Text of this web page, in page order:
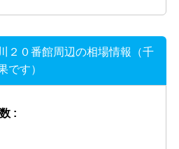
２０番館周辺の相場情報（千
です）
: